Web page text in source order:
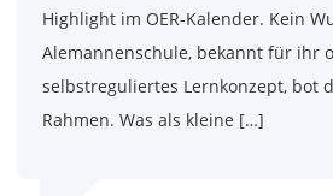
Highlight im OER-Kalender. Kein
Alemannenschule, bekannt für ihr
selbstreguliertes Lernkonzept, bot
Rahmen. Was als kleine […]